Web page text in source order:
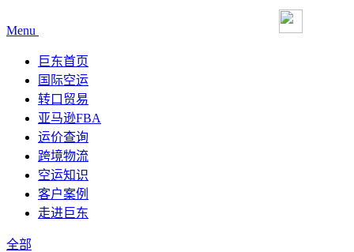
Menu
巨东首页
国际空运
转口贸易
亚马逊FBA
运价查询
跨境物流
空运知识
客户案例
走进巨东
全部